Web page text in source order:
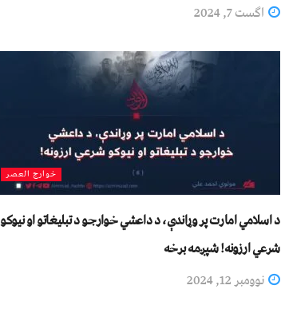
اگست 7, 2024
خوارج العصر
د اسلامي امارت پر وړاندې، د داعشي خوارجو د تبليغاتو او نیوکو
شرعي ارزونه! شپږمه برخه
نوومبر 12, 2024